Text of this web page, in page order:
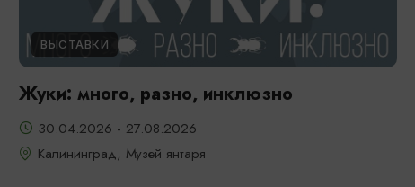
ВЫСТАВКИ
Жуки: много, разно, инклюзно
30.04.2026 - 27.08.2026
Калининград, Музей янтаря